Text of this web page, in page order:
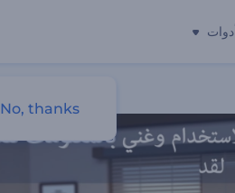
أدوات
No, thanks